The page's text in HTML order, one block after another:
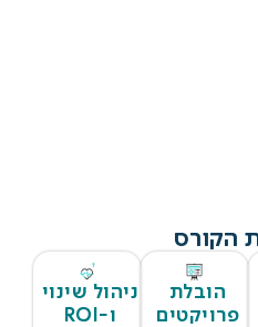
הקורס
הובלת
פרויקטים
ניהול שינוי
ו-ROI